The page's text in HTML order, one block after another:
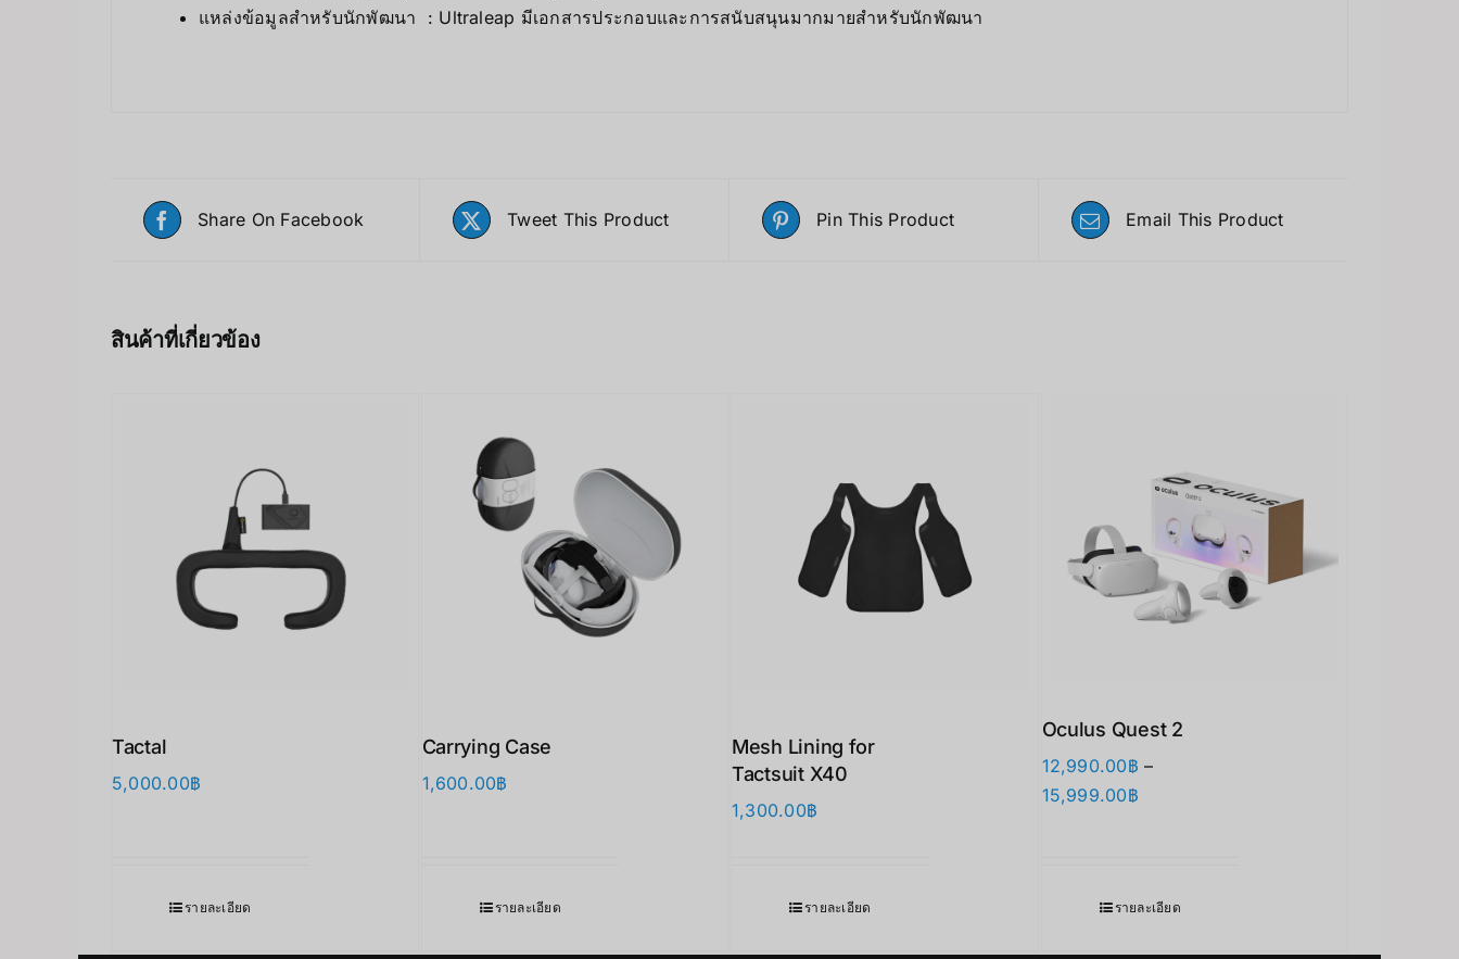
แหล่งข้อมูลสำหรับนักพัฒนา : Ultraleap มีเอกสารประกอบและการสนับสนุนมากมายสำหรับนักพัฒนา
Share On Facebook Tweet This Product Pin This Product Email This Product
สินค้าที่เกี่ยวข้อง
Tactal
5,000.00฿
รายละเอียด
Carrying Case
1,600.00฿
รายละเอียด
Mesh Lining for
Tactsuit X40
1,300.00฿
รายละเอียด
Oculus Quest 2
12,990.00฿ –
15,999.00฿Price
15,999.00฿
รายละเอียด